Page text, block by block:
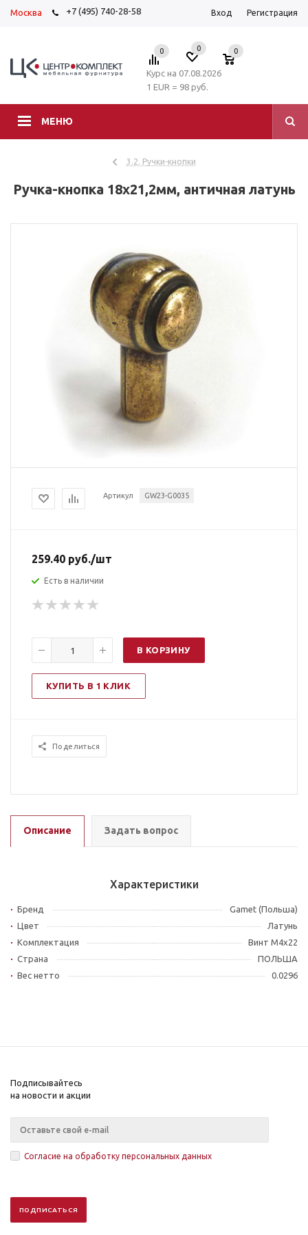
Москва +7 (495) 740-28-58 Вход Регистрация
МЕНЮ
0 0 0
Курс на 07.08.2026
1 EUR = 98 руб.
3.2. Ручки-кнопки
Ручка-кнопка 18х21,2мм, античная латунь
Артикул GW23-G0035
259.40 руб./шт
Есть в наличии
В КОРЗИНУ
КУПИТЬ В 1 КЛИК
Поделиться
Описание Задать вопрос
Характеристики
Бренд
Gamet (Польша)
Цвет
Латунь
Комплектация
Винт М4x22
Страна
ПОЛЬША
Вес нетто
0.0296
Подписывайтесь
на новости и акции
Согласие на обработку персональных данных